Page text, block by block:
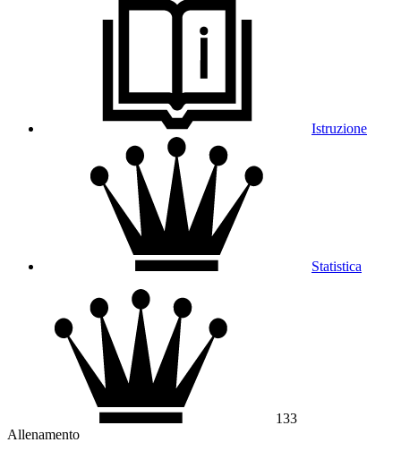
Istruzione
Statistica
133
Allenamento